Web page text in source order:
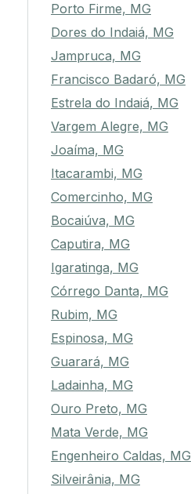
Porto Firme, MG
Dores do Indaiá, MG
Jampruca, MG
Francisco Badaró, MG
Estrela do Indaiá, MG
Vargem Alegre, MG
Joaíma, MG
Itacarambi, MG
Comercinho, MG
Bocaiúva, MG
Caputira, MG
Igaratinga, MG
Córrego Danta, MG
Rubim, MG
Espinosa, MG
Guarará, MG
Ladainha, MG
Ouro Preto, MG
Mata Verde, MG
Engenheiro Caldas, MG
Silveirânia, MG